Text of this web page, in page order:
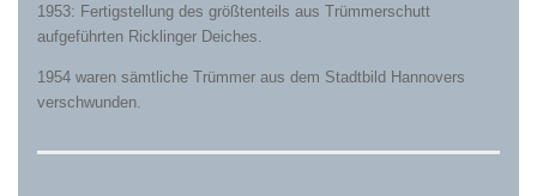
1953: Fertigstellung des größtenteils aus Trümmerschutt
aufgeführten Ricklinger Deiches.
1954 waren sämtliche Trümmer aus dem Stadtbild Hannovers
verschwunden.